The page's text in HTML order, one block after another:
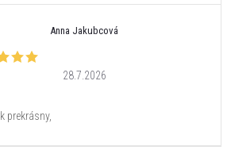
Anna Jakubcová
28.7.2026
prekrásny,